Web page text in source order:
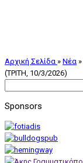
Αρχική Σελίδα » Nέα »
(ΤΡΙΤΗ, 10/3/2026)
Sponsors